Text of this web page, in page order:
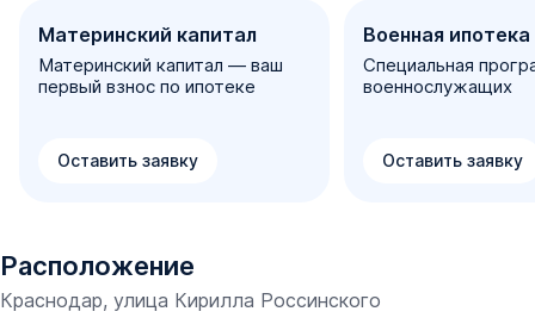
Материнский капитал
Материнский капитал — ваш
первый взнос по ипотеке
Оставить заявку
Военная ипотека
Специальная
военнослужащих
Оставить заявку
Расположение
Краснодар, улица Кирилла Россинского